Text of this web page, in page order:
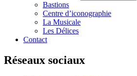
Bastions
Centre d’iconographie
La Musicale
Les Délices
Contact
Réseaux sociaux